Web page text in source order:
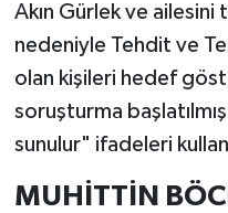
Akın Gürlek ve
nedeniyle Tehdit ve
olan kişileri hedef
soruşturma
sunulur" ifadeleri
MUHİTTİN